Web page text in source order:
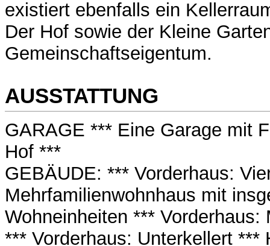
existiert ebenfalls ein
Der Hof sowie der Kleine
Gemeinschaftseigentum.
AUSSTATTUNG
GARAGE *** Eine Garage mit
Hof ***
GEBÄUDE: *** Vorderhaus:
Mehrfamilienwohnhaus mit
Wohneinheiten *** Vorderhaus:
*** Vorderhaus: Unterkellert ***